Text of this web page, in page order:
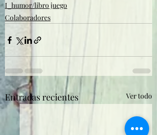
I_humor/libro juego
Colaboradores
Entradas recientes Ver todo